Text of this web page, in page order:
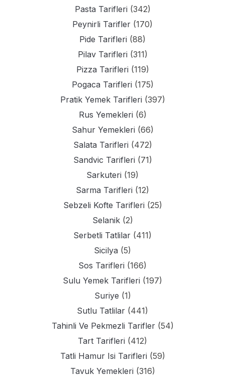
Pasta Tarifleri (342)
Peynirli Tarifler (170)
Pide Tarifleri (88)
Pilav Tarifleri (311)
Pizza Tarifleri (119)
Pogaca Tarifleri (175)
Pratik Yemek Tarifleri (397)
Rus Yemekleri (6)
Sahur Yemekleri (66)
Salata Tarifleri (472)
Sandvic Tarifleri (71)
Sarkuteri (19)
Sarma Tarifleri (12)
Sebzeli Kofte Tarifleri (25)
Selanik(2)
Serbetli Tatlilar (411)
Sicilya (5)
Sos Tarifleri (166)
Sulu Yemek Tarifleri (197)
Suriye (1)
Sutlu Tatlilar (441)
Tahinli Ve Pekmezli Tarifler(54)
Tart Tarifleri (412)
Tatli Hamur Isi Tarifleri (59)
Tavuk Yemekleri (316)